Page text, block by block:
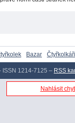
Bazar Čtyřkolkáři
ISSN 1214-7125 – RSS
Nahlásit